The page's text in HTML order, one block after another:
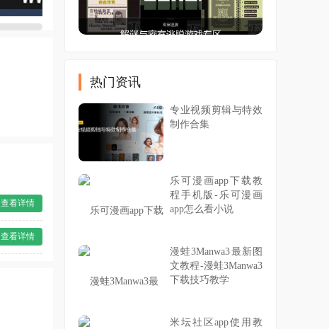
查看详情
查看详情
热门资讯
专业视频剪辑与特效
制作合集
乐可漫画app下载教
程手机版-乐可漫画
app怎么看小说
漫蛙3Manwa3最新图
文教程-漫蛙3Manwa3
下载技巧教学
米坛社区app使用教